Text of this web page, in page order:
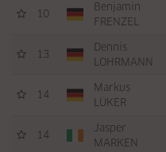
10
Benjamin
FRENZEL
13
Dennis
LOHRMANN
14
Markus
LÜKER
14
Jasper
MARKEN